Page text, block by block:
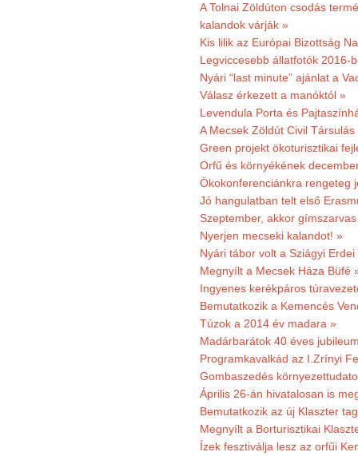
A Tolnai Zöldúton csodás
kalandok várják »
Kis lilik az Európai Bizottság
Legviccesebb állatfotók 2016-
Nyári “last minute” ajánlat a
Válasz érkezett a manóktól »
Levendula Porta és
A Mecsek Zöldút Civil
Green projekt ökoturisztikai
Orfű és környékének
Ökokonferenciánkra rengeteg
Jó hangulatban telt első
Szeptember, akkor
Nyerjen mecseki kalandot! »
Nyári tábor volt a Sziágyi
Megnyílt a Mecsek Háza Büfé
Ingyenes kerékpáros
Bemutatkozik a Kemencés
Túzok a 2014 év madara »
Madárbarátok 40 éves
Programkavalkád az I.Zrínyi
Gombaszedés
Április 26-án hivatalosan is
Bemutatkozik az új Klaszter
Megnyílt a Borturisztikai
Ízek fesztiválja lesz az orfűi